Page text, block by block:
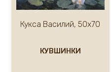
Кожевников Владимир
Ковалёв Сергей
Кондратьев Михаил
Костенко Анастасия
Кукса Василий, 50х70
КУВШИНКИ